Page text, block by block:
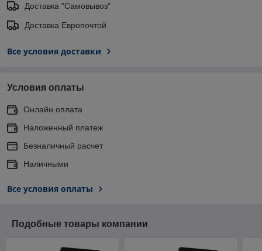
Доставка "Самовывоз"
Доставка Европочтой
Все условия доставки
Условия оплаты
Онлайн оплата
Наложенный платеж
Безналичный расчет
Наличными
Все условия оплаты
Подобные товары компании